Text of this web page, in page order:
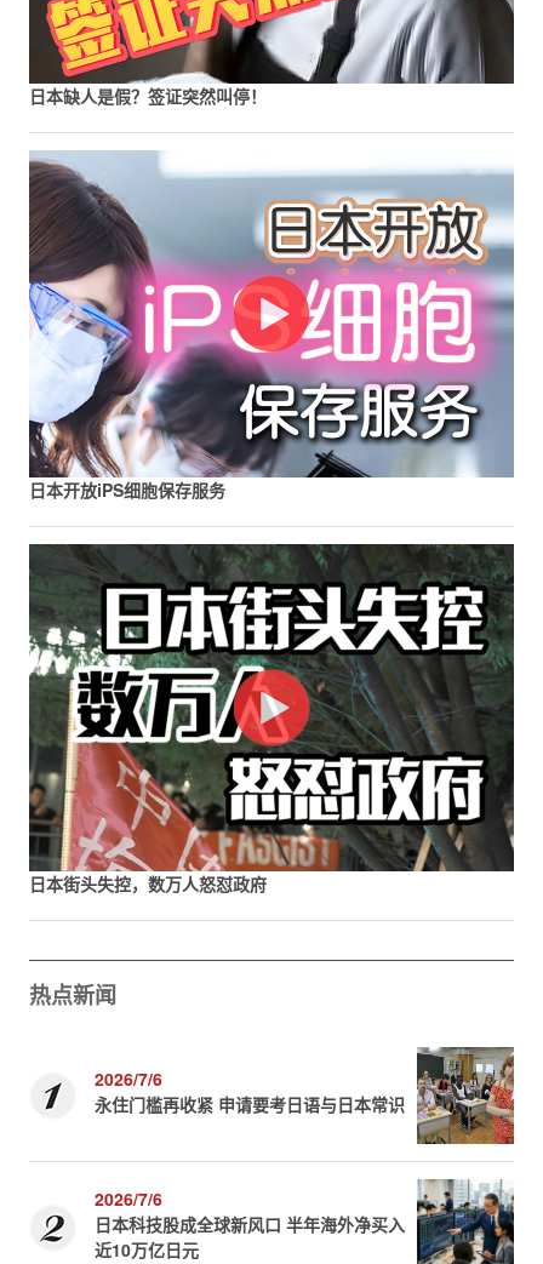
日本缺人是假？签证突然叫停！
日本开放iPS细胞保存服务
日本街头失控，数万人怒怼政府
热点新闻
2026/7/6
永住门槛再收紧 申请要考日语与日本常识
2026/7/6
日本科技股成全球新风口 半年海外净买入
近10万亿日元